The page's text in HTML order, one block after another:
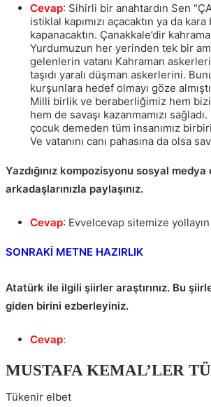
Cevap: Sihirli bir anahtardın Sen
istiklal kapımızı açacaktın ya da
kapanacaktın. Çanakkale’dir
Yurdumuzun her yerinden tek bir
gelenlerin vatanı Kahraman
taşıdı yaralı düşman askerlerini.
kurşunlara hedef olmayı göze
Milli birlik ve beraberliğimiz hem
hem de savaşı kazanmamızı
çocuk demeden tüm insanımız
Ve vatanını canı pahasına da olsa
Yazdığınız kompozisyonu sosyal medya
arkadaşlarınızla paylaşınız.
Cevap: Evvelcevap sitemize yollayın
SONRAKİ METNE HAZIRLIK
Atatürk ile ilgili şiirler araştırınız. Bu
giden birini ezberleyiniz.
Cevap:
MUSTAFA KEMAL’LER
Tükenir elbet